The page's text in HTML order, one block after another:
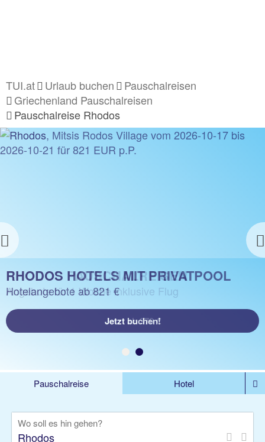
TUI.at Urlaub buchen
Pauschalreisen
Griechenland Pauschalreisen
Pauschalreise Rhodos
Previous
RHODOS PAUSCHALREISEN
Angebote für 1 Woche inklusive Flug
Jetzt ab 370 €
RHODOS HOTELS MIT PRIVATPOOL
Hotelangebote ab 821 €
Jetzt buchen!
Pauschalreise
Hotel
Rundreise
Kreuzfahrt
Wo soll es hin gehen?